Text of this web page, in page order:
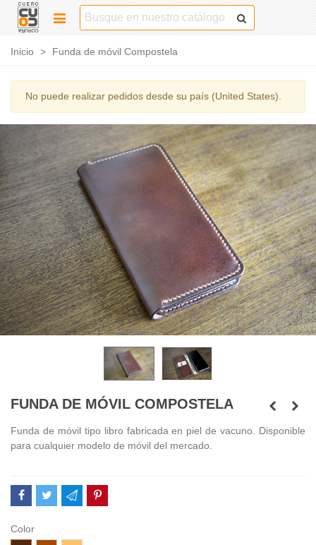
Inicio > Funda de móvil Compostela
No puede realizar pedidos desde su país (United States).
FUNDA DE MÓVIL COMPOSTELA
Funda de móvil tipo libro fabricada en piel de vacuno. Disponible
para cualquier modelo de móvil del mercado.
Color